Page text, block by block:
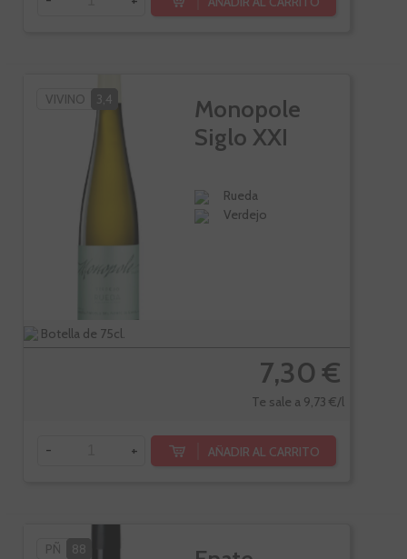
VIVINO 3,4
Monopole
Siglo XXI
Rueda
Verdejo
Botella de 75cl.
7,30 €
Te sale a 9,73 €/l
- + AÑADIR AL CARRITO
PÑ
88